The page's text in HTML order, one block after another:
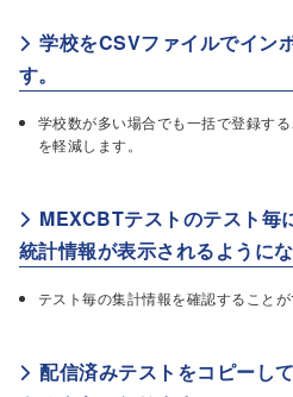
学校をCSVファイルでイン
す。
学校数が多い場合でも一括で登録す
を軽減します。
MEXCBTテストのテスト毎
統計情報が表示されるように
テスト毎の集計情報を確認することが
配信済みテストをコピーし